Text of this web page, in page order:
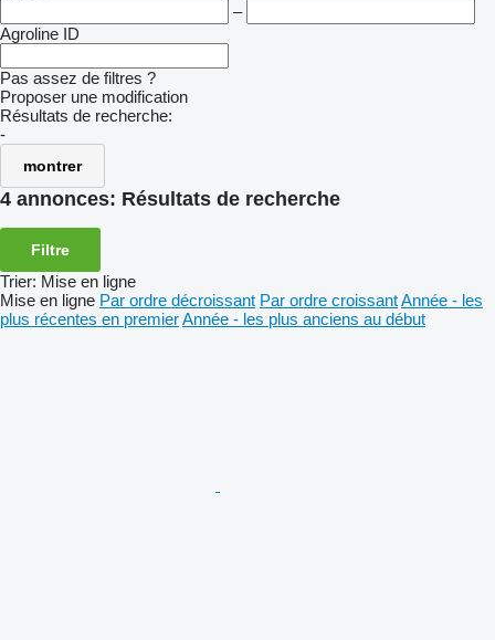
–
Agroline ID
Pas assez de filtres ?
Proposer une modification
Résultats de recherche:
-
montrer
4 annonces: Résultats de recherche
Filtre
Trier: Mise en ligne
Mise en ligne Par ordre décroissant Par ordre croissantAnnée - les
plus récentes en premierAnnée - les plus anciens au début